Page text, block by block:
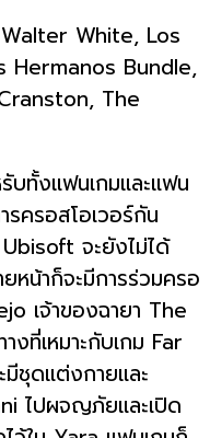
บทั้งแฟนเกมและแฟน
ครอสโอเวอร์กัน
จะยังไม่ได้
หน้าก็จะมีการร่วมครอ
เจ้าของฉายา The
ที่เหมาะกับเกม Far
ชุดแต่งกายและ
ไปผจญภัยและเปิด